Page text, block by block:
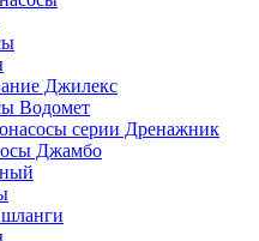
Джилекс
Водомет
серии Дренажник
Джамбо